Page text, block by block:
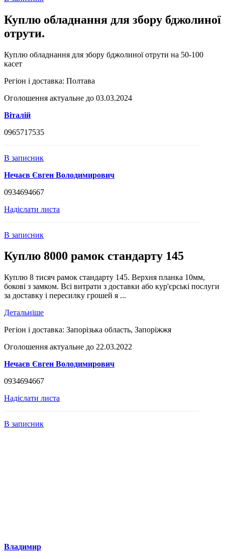
Куплю обладнання для збору бджолиної
отрути.
Куплю обладнання для збору бджолиної отрути на 50-100
касет
Регіон і доставка: Полтава
Оголошення актуальне до 03.03.2024
Віталій
0965717535
В записник
Нечаєв Євген Володимирович
0934694667
Надіслати листа
В записник
Куплю 8000 рамок стандарту 145
Куплю 8 тисяч рамок стандарту 145. Верхня планка 10мм,
бокові з замком. Всі витрати з доставки або кур'єрські послуги
за доставку і пересилку грошей я ...
Детальніше
Регіон і доставка: Запорізька область, Запоріжжя
Оголошення актуальне до 22.03.2022
Нечаєв Євген Володимирович
0934694667
Надіслати листа
В записник
Владимир